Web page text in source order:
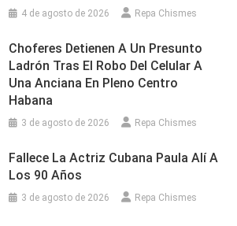
4 de agosto de 2026 Repa Chismes
Choferes Detienen A Un Presunto
Ladrón Tras El Robo Del Celular A
Una Anciana En Pleno Centro
Habana
3 de agosto de 2026 Repa Chismes
Fallece La Actriz Cubana Paula Alí A
Los 90 Años
3 de agosto de 2026 Repa Chismes